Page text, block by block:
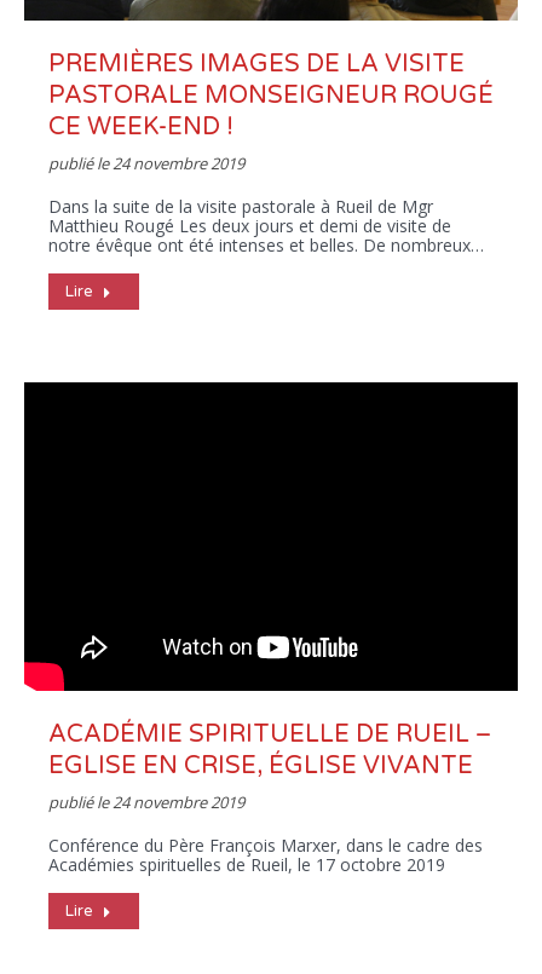
PREMIÈRES IMAGES DE LA VISITE
PASTORALE MONSEIGNEUR ROUGÉ
CE WEEK-END !
publié le24 novembre 2019
Dans la suite de la visite pastorale à Rueil de Mgr
Matthieu Rougé Les deux jours et demi de visite de
notre évêque ont été intenses et belles. De nombreux…
Lire
ACADÉMIE SPIRITUELLE DE RUEIL –
EGLISE EN CRISE, ÉGLISE VIVANTE
publié le24 novembre 2019
Conférence du Père François Marxer, dans le cadre des
Académies spirituelles de Rueil, le 17 octobre 2019
Lire